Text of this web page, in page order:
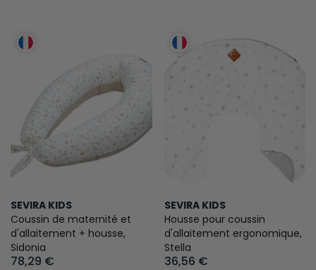
SEVIRA KIDS
Coussin de maternité et
d'allaitement + housse,
Sidonia
78,29 €
SEVIRA KIDS
Housse pour coussin
d'allaitement ergonomique,
Stella
36,56 €